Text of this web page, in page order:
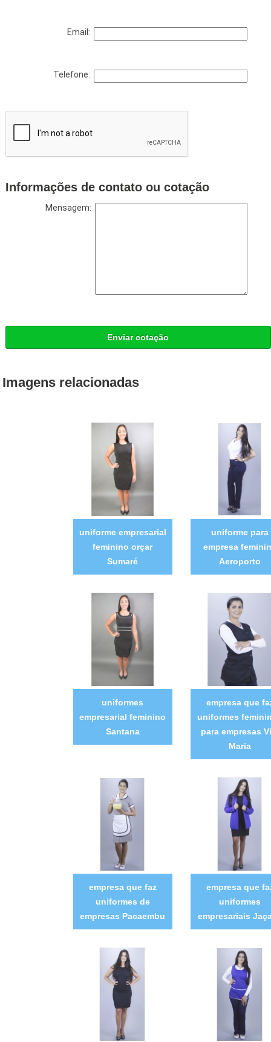
Email:
Telefone:
Informações de contato ou cotação
Mensagem:
Enviar cotação
Imagens relacionadas
uniforme empresarial
feminino orçar
Sumaré
uniforme para
empresa
Aeroporto
uniformes
empresarial feminino
Santana
empresa que
uniformes
para empresas
Maria
empresa que faz
uniformes de
empresas Pacaembu
empresa que
uniformes
empresariais